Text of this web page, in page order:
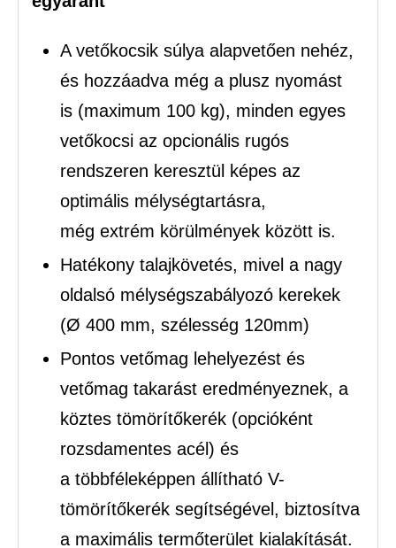
A vetőkocsik súlya alapvetően nehéz,
és hozzáadva még a plusz nyomást
is (maximum 100 kg), minden egyes
vetőkocsi az opcionális rugós
rendszeren keresztül képes az
optimális mélységtartásra,
még extrém körülmények között is.
Hatékony talajkövetés, mivel a nagy
oldalsó mélységszabályozó kerekek
(Ø 400 mm, szélesség 120mm)
Pontos vetőmag lehelyezést és
vetőmag takarást eredményeznek, a
köztes tömörítőkerék (opcióként
rozsdamentes acél) és
a többféleképpen állítható V-
tömörítőkerék segítségével, biztosítva
a maximális termőterület kialakítását.